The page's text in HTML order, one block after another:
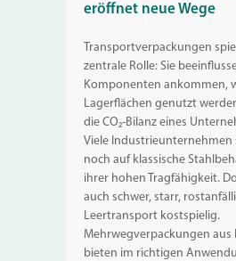
eröffnet neue Wege
Transportverpackungen
zentrale Rolle: Sie
Komponenten ankommen,
Lagerflächen genutzt
die CO₂-Bilanz eines
Viele Industrieunternehmen
noch auf klassische
ihrer hohen Tragfähigkeit.
auch schwer, starr,
Leertransport kostspielig.
Mehrwegverpackungen aus
bieten im richtigen